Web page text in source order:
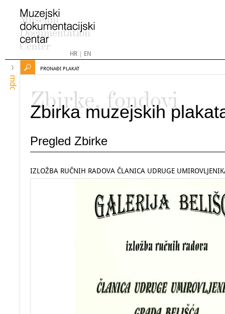
HR| EN
mdc
PRONAĐI PLAKAT
Zbirke, fondovi
Zbirka muzejskih
Pregled Zbirke
IZLOŽBA RUČNIH RADOVA ČLANICA UDRUGE